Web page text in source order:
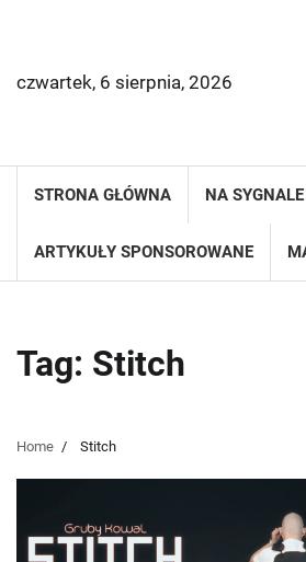
czwartek, 6 sierpnia, 2026
STRONA GŁÓWNA NA SYGNALE
ARTYKUŁY SPONSOROWANE
Tag: Stitch
Home Stitch